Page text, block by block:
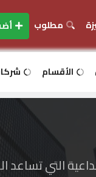
مطلوب
الأقسام
التي تساعد